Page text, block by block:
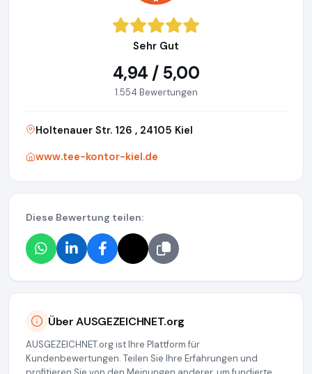
Sehr Gut
4,94 / 5,00
1.554 Bewertungen
Holtenauer Str. 126 , 24105 Kiel
www.tee-kontor-kiel.de
Diese Bewertung teilen:
Über AUSGEZEICHNET.org
AUSGEZEICHNET.org ist Ihre Plattform für
Kundenbewertungen. Teilen Sie Ihre Erfahrungen und